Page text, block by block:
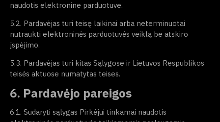
naudotis elektronine parduotuve.
5.2. Pardavėjas turi teisę laikinai arba neterminuotai
nutraukti elektroninės parduotuvės veiklą be atskiro
įspėjimo.
5.3. Pardavėjas turi kitas Sąlygose ir Lietuvos Respublikos
teisės aktuose numatytas teises.
6. Pardavėjo pareigos
6.1. Sudaryti sąlygas Pirkėjui tinkamai naudotis